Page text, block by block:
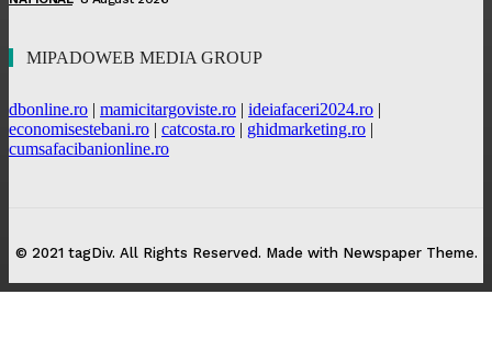
MIPADOWEB MEDIA GROUP
dbonline.ro | mamicitargoviste.ro | ideiafaceri2024.ro |
economisestebani.ro | catcosta.ro | ghidmarketing.ro |
cumsafacibanionline.ro
© 2021 tagDiv. All Rights Reserved. Made with Newspaper Theme.